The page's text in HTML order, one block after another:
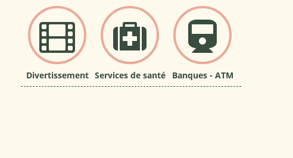
Divertissement Services de santé Banques - ATM